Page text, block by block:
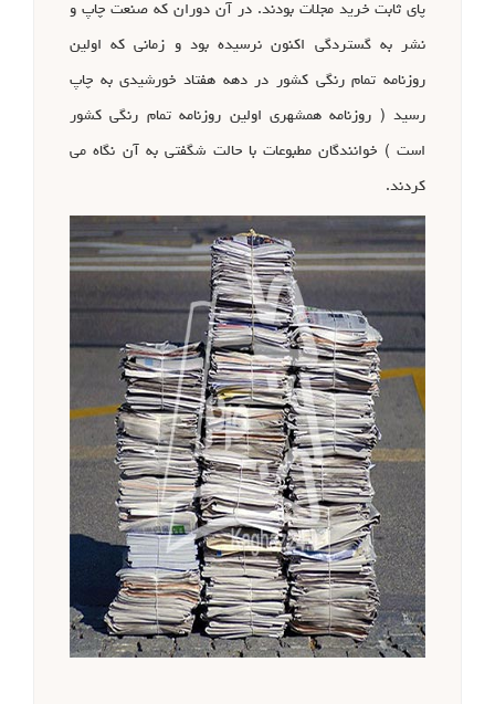
پای ثابت خرید مجلات بودند. در آن دوران که صنعت چاپ و
نشر به گستردگی اکنون نرسیده بود و زمانی که اولین
روزنامه تمام رنگی کشور در دهه هفتاد خورشیدی به چاپ
رسید ( روزنامه همشهری اولین روزنامه تمام رنگی کشور
است ) خوانندگان مطبوعات با حالت شگفتی به آن نگاه می
کردند.